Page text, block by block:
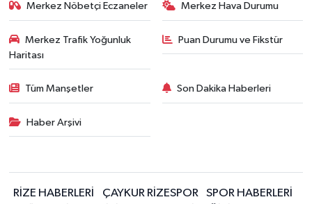
Merkez Nöbetçi Eczaneler Merkez Hava Durumu
Merkez Trafik Yoğunluk
Haritası
Puan Durumu ve Fikstür
Tüm Manşetler Son Dakika Haberleri
Haber Arşivi
RİZE HABERLERİ ÇAYKUR RİZESPOR
SPOR HABERLERİ